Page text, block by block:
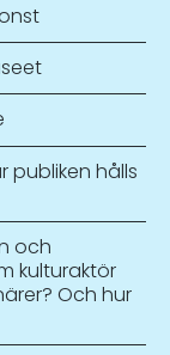
publiken hålls
och
kulturaktör
Och hur